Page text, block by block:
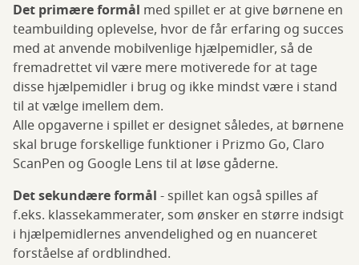
Det primære formål med spillet er at give børnene en
teambuilding oplevelse, hvor de får erfaring og succes
med at anvende mobilvenlige hjælpemidler, så de
fremadrettet vil være mere motiverede for at tage
disse hjælpemidler i brug og ikke mindst være i stand
til at vælge imellem dem.
Alle opgaverne i spillet er designet således, at børnene
skal bruge forskellige funktioner i Prizmo Go, Claro
ScanPen og Google Lens til at løse gåderne.
Det sekundære formål - spillet kan også spilles af
f.eks. klassekammerater, som ønsker en større indsigt
i hjælpemidlernes anvendelighed og en nuanceret
forståelse af ordblindhed.